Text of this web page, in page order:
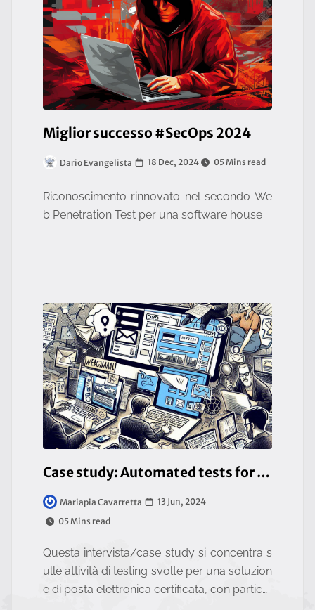
Miglior successo #SecOps 2024
Dario Evangelista 18 Dec, 2024 05 Mins read
Riconoscimento rinnovato nel secondo We
b Penetration Test per una software house
Case study: Automated tests for a certified webmail client
Mariapia Cavarretta
13 Jun, 2024
05 Mins read
Questa intervista/case study si concentra s
ulle attività di testing svolte per una soluzion
e di posta elettronica certificata, con particol